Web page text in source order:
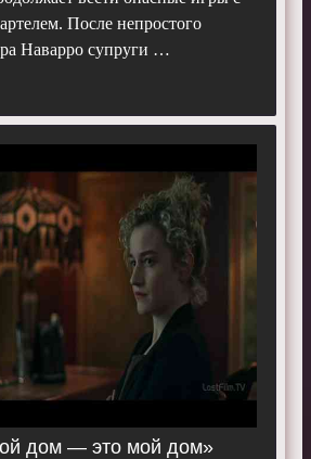
После непростого
Наварро супруги …
дом — это мой дом»